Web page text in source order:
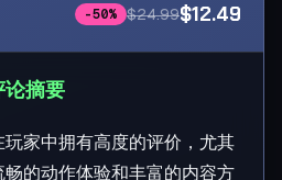
-50% $24.99$12.49
摘要
家中拥有高度的评价，尤其
的动作体验和丰富的内容方